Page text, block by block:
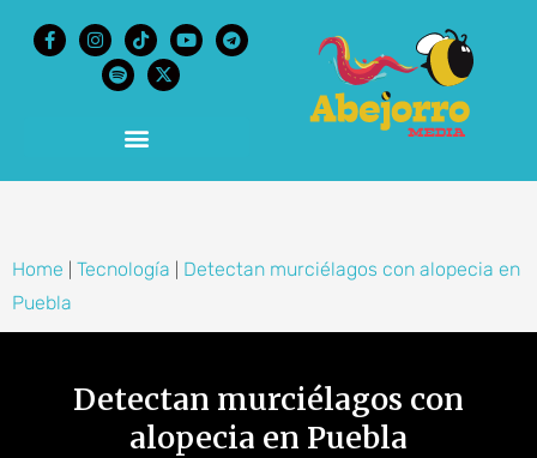
Home Tecnología
Detectan murciélagos con alopecia en
Puebla
Detectan murciélagos con
alopecia en Puebla